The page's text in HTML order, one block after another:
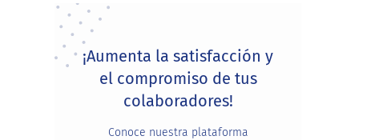
Primary
Sidebar
¡Aumenta la satisfacción y
el compromiso de tus
colaboradores!
Conoce nuestra plataforma